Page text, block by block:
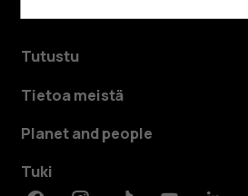
Tutustu
Tietoa meistä
Planet and people
Tuki